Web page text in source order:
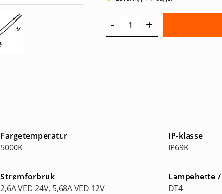
- +
Fargetemperatur
5000K
IP-klasse
IP69K
Strømforbruk
2,6A VED 24V, 5,68A VED 12V
Lampehette
DT4